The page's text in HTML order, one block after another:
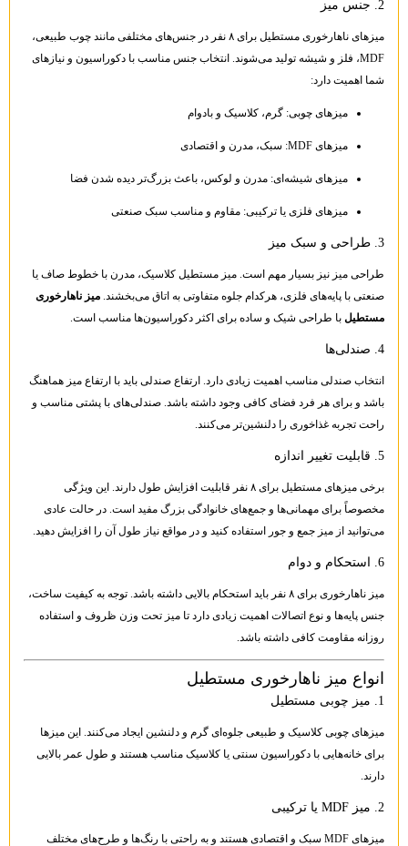
میزهای ناهارخوری مستطیل برای ۸ نفر در جنس‌های مختلفی مانند چوب طبیعی،
MDF، فلز و شیشه تولید می‌شوند. انتخاب جنس مناسب با دکوراسیون و نیازهای
شما اهمیت دارد:
میزهای چوبی: گرم، کلاسیک و بادوام
میزهای MDF: سبک، مدرن و اقتصادی
میزهای شیشه‌ای: مدرن و لوکس، باعث بزرگ‌تر دیده شدن فضا
میزهای فلزی یا ترکیبی: مقاوم و مناسب سبک صنعتی
طراحی میز نیز بسیار مهم است. میز مستطیل کلاسیک، مدرن با خطوط صاف یا
صنعتی با پایه‌های فلزی، هرکدام جلوه متفاوتی به اتاق می‌بخشند.میز ناهارخوری
مستطیلبا طراحی شیک و ساده برای اکثر دکوراسیون‌ها مناسب است.
انتخاب صندلی مناسب اهمیت زیادی دارد. ارتفاع صندلی باید با ارتفاع میز هماهنگ
باشد و برای هر فرد فضای کافی وجود داشته باشد. صندلی‌های با پشتی مناسب و
راحت تجربه غذاخوری را دلنشین‌تر می‌کنند.
برخی میزهای مستطیل برای ۸ نفر قابلیت افزایش طول دارند. این ویژگی
مخصوصاً برای مهمانی‌ها و جمع‌های خانوادگی بزرگ مفید است. در حالت عادی
می‌توانید از میز جمع و جور استفاده کنید و در مواقع نیاز طول آن را افزایش دهید.
میز ناهارخوری برای ۸ نفر باید استحکام بالایی داشته باشد. توجه به کیفیت ساخت،
جنس پایه‌ها و نوع اتصالات اهمیت زیادی دارد تا میز تحت وزن ظروف و استفاده
روزانه مقاومت کافی داشته باشد.
انواع میز ناهارخوری مستطیل
میزهای چوبی کلاسیک و طبیعی جلوه‌ای گرم و دلنشین ایجاد می‌کنند. این میزها
برای خانه‌هایی با دکوراسیون سنتی یا کلاسیک مناسب هستند و طول عمر بالایی
دارند.
میزهای MDF سبک و اقتصادی هستند و به راحتی با رنگ‌ها و طرح‌های مختلف